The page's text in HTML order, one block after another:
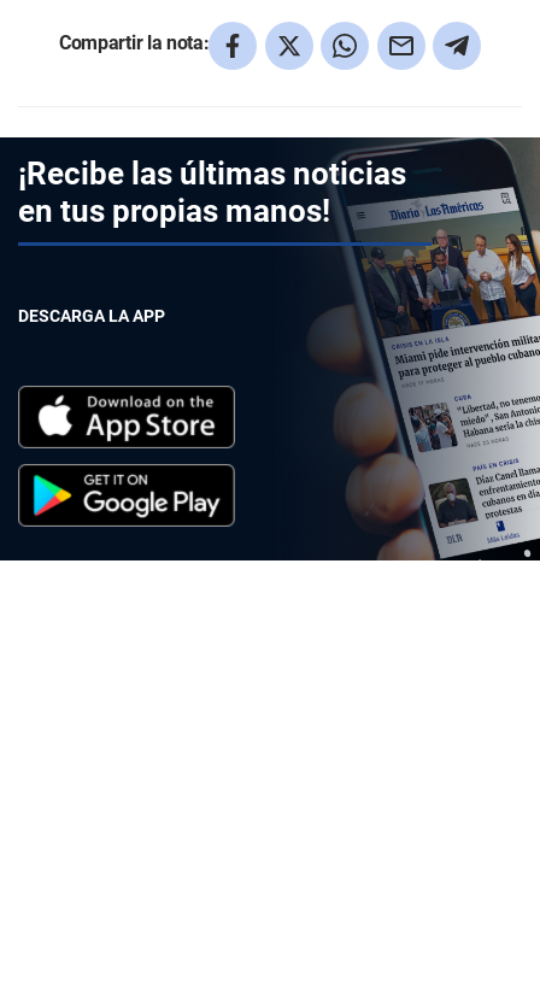
Compartir la nota:
¡Recibe las últimas noticias
en tus propias manos!
DESCARGA LA APP